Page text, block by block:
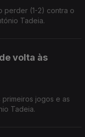
perder (1-2) contra o
Tadeia.
volta às
primeiros jogos e as
Tadeia.